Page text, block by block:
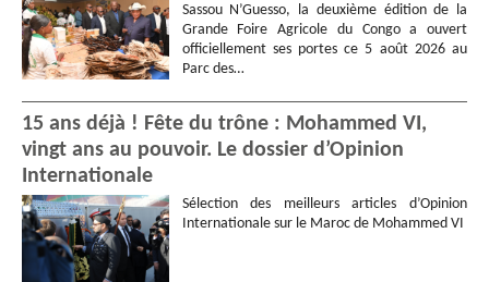
Sassou N’Guesso, la deuxième édition de la
Grande Foire Agricole du Congo a ouvert
officiellement ses portes ce 5 août 2026 au
Parc des…
15 ans déjà ! Fête du trône : Mohammed VI,
vingt ans au pouvoir. Le dossier d’Opinion
Internationale
Sélection des meilleurs articles d’Opinion
Internationale sur le Maroc de Mohammed VI